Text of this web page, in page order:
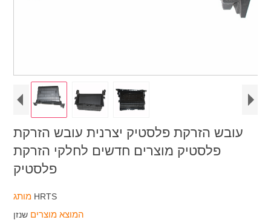
עובש הזרקת פלסטיק יצרנית עובש הזרקת
פלסטיק מוצרים חדשים לחלקי הזרקת
פלסטיק
HRTS
המוצא מוצרים שנזן